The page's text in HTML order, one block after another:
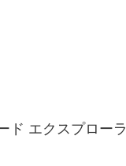
ド エクスプローラ